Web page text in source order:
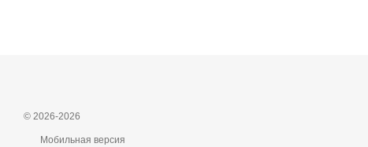
© 2026-2026
Мобильная версия